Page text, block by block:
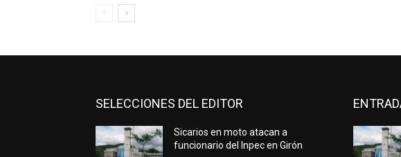
SELECCIONES DEL EDITOR
Sicarios en moto atacan a
funcionario del Inpec en Girón